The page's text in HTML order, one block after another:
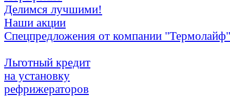
Делимся лучшими!
Наши акции
Спецпредложения от компании "Термолайф"
Льготный кредит
на установку
рефрижераторов